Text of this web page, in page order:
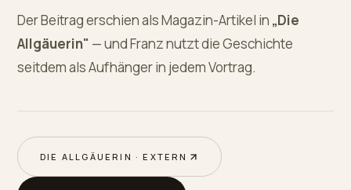
Der Beitrag erschien als Magazin-Artikel in „Die
Allgäuerin" — und Franz nutzt die Geschichte
seitdem als Aufhänger in jedem Vortrag.
DIE ALLGÄUERIN · EXTERN